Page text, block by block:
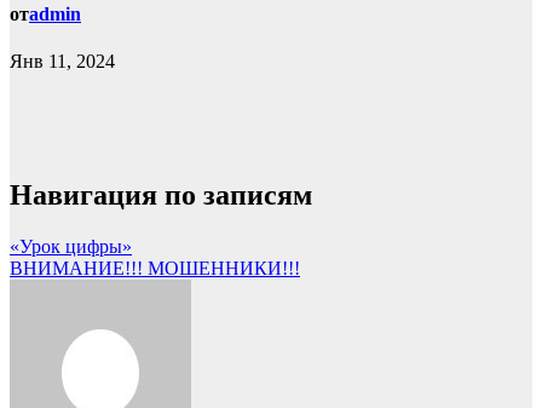
отadmin
Янв 11, 2024
Навигация по записям
«Урок цифры»
ВНИМАНИЕ!!! МОШЕННИКИ!!!